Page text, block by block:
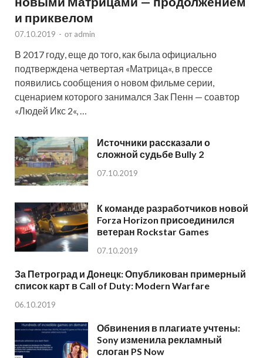
и приквелом
07.10.2019 - от admin
В 2017 году, еще до того, как была официально
подтверждена четвертая «Матрица«, в прессе
появились сообщения о новом фильме серии,
сценарием которого занимался Зак Пенн — соавтор
«Людей Икс 2«, …
Источники рассказали о
сложной судьбе Bully 2
07.10.2019
К команде разработчиков новой
Forza Horizon присоединился
ветеран Rockstar Games
07.10.2019
За Петроград и Донецк: Опубликован примерный
список карт в Call of Duty: Modern Warfare
06.10.2019
Обвинения в плагиате учтены:
Sony изменила рекламный
слоган PS Now